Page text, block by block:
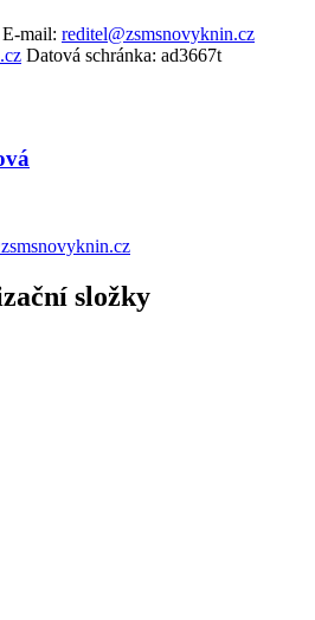
E-mail: reditel@zsmsnovyknin.cz
Datová schránka: ad3667t
složky